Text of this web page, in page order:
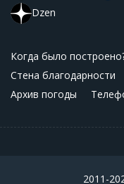
Dzen
Когда было
Стена благодарности
Архив погоды
2011-